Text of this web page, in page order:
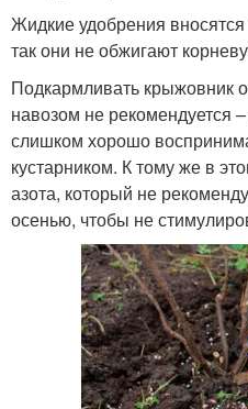
Жидкие удобрения
так они не обжигают
Подкармливать крыжовник
навозом не рекомендуется
слишком хорошо
кустарником. К тому же в
азота, который не
осенью, чтобы не